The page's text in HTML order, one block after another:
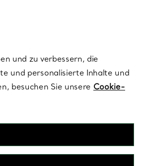
und zu verbessern, die
und personalisierte Inhalte und
besuchen Sie unsere Cookie-